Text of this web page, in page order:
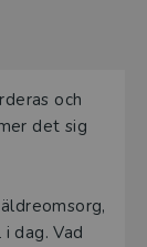
och
det sig
dag. Vad